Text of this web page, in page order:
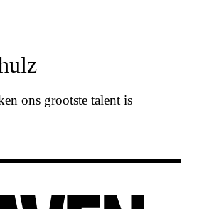
ons grootste talent is